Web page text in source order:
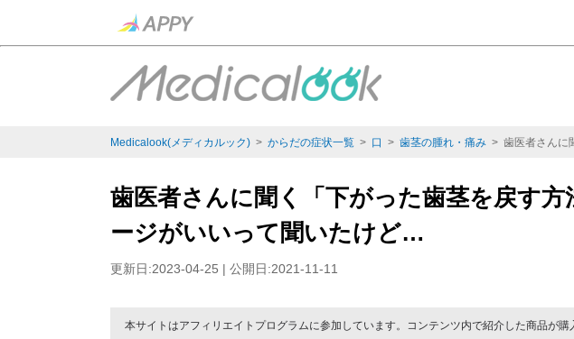
Medicalook(メディカルック) > からだの症状一覧 > 口 > 歯茎の腫れ・痛み > 歯医者さんに
歯医者さんに聞く「下がった歯茎を戻す
ージがいいって聞いたけど…
更新日:2023-04-25 | 公開日:2021-11-11
本サイトはアフィリエイトプログラムに参加しています。コンテンツ内で紹介した商品が